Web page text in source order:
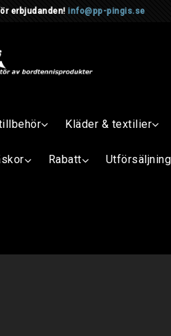
info@pp-pingis.se
Kläder & textilier
Rabatt Utförsäljning